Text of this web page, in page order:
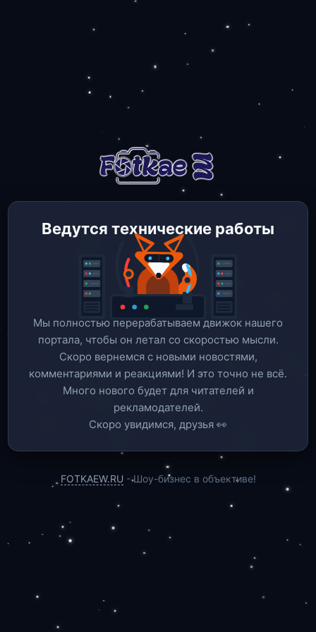
Ведутся технические работы
Мы полностью перерабатываем движок нашего
портала, чтобы он летал со скоростью мысли.
Скоро вернемся c новыми новостями,
комментариями и реакциями! И это точно не всё.
Много нового будет для читателей и
рекламодателей.
Скоро увидимся, друзья 👀
FOTKAEW.RU - Шоу-бизнес в объективе!